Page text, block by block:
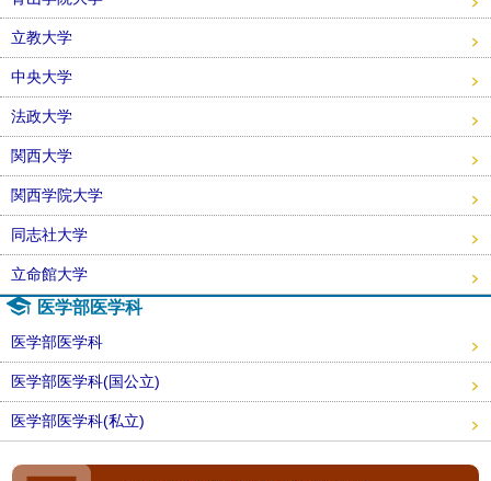
立教大学
中央大学
法政大学
関西大学
関西学院大学
同志社大学
立命館大学
医学部医学科
医学部医学科
医学部医学科(国公立)
医学部医学科(私立)